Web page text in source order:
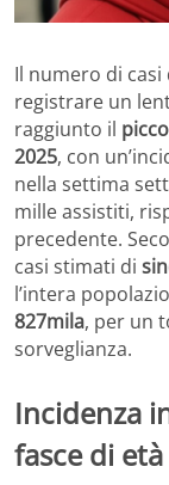
Il numero di casi
registrare un
raggiunto il
2025, con
nella settima
mille assistiti,
precedente.
casi stimati di
l’intera
827mila, per un
sorveglianza.
Incidenza
fasce di età